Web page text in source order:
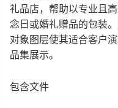
礼品店，帮助以专业且
念日或婚礼赠品的包装
对象图层使其适合客户
品集展示。
包含文件